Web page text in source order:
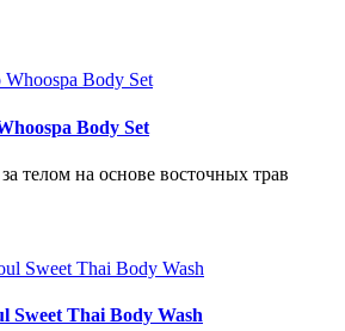
Body Set
телом на основе восточных трав
Sweet Thai Body Wash